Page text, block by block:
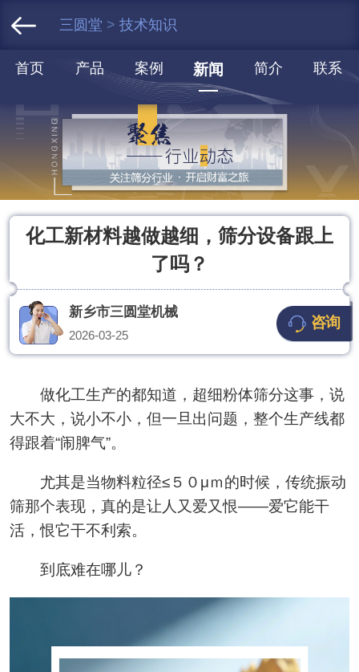
三圆堂 > 技术知识
首页 产品 案例 新闻 简介 联系
化工新材料越做越细，筛分设备跟上
了吗？
新乡市三圆堂机械
2026-03-25
咨询
做化工生产的都知道，超细粉体筛分这事，说
大不大，说小不小，但一旦出问题，整个生产线都
得跟着“闹脾气”。
尤其是当物料粒径≤５０μｍ的时候，传统振动
筛那个表现，真的是让人又爱又恨——爱它能干
活，恨它干不利索。
到底难在哪儿？